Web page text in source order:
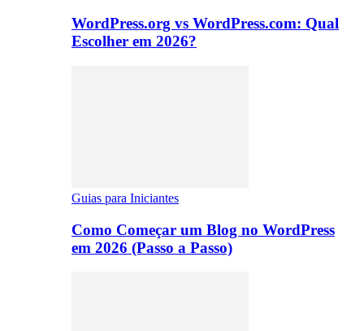
WordPress.org vs WordPress.com: Qual
Escolher em 2026?
Guias para Iniciantes
Como Começar um Blog no WordPress
em 2026 (Passo a Passo)